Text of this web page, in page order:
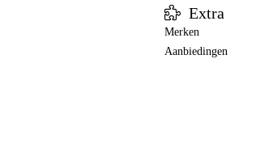
Extra
Merken
Aanbiedingen